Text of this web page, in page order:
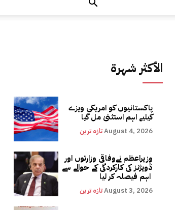
الأكثر شهرة
پاکستانیوں کو امریکی ویزے
کیلیے اہم استثنیٰ مل گیا
تازہ ترینAugust 4, 2026
وزیراعظم نےوفاقی وزارتوں اور
ڈویژنز کی کارکردگی کے حوالے سے
تازہ ترینAugust 3, 2026